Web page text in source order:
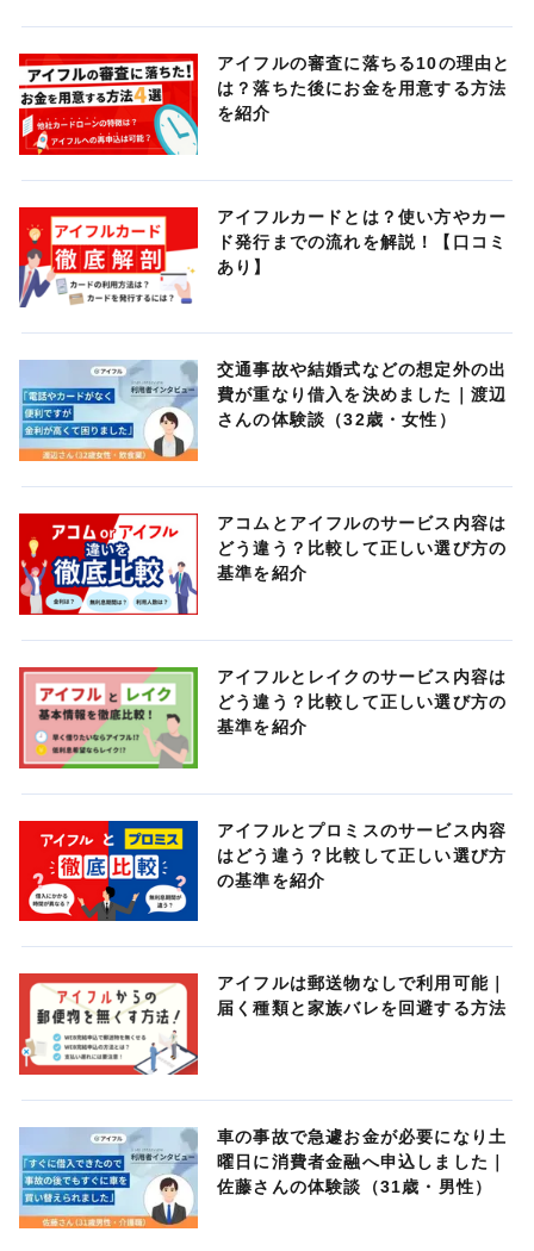
アイフルの審査に落ちる10の理由と
は？落ちた後にお金を用意する方法
を紹介
アイフルカードとは？使い方やカー
ド発行までの流れを解説！【口コミ
あり】
交通事故や結婚式などの想定外の出
費が重なり借入を決めました｜渡辺
さんの体験談（32歳・女性）
アコムとアイフルのサービス内容は
どう違う？比較して正しい選び方の
基準を紹介
アイフルとレイクのサービス内容は
どう違う？比較して正しい選び方の
基準を紹介
アイフルとプロミスのサービス内容
はどう違う？比較して正しい選び方
の基準を紹介
アイフルは郵送物なしで利用可能｜
届く種類と家族バレを回避する方法
車の事故で急遽お金が必要になり土
曜日に消費者金融へ申込しました｜
佐藤さんの体験談（31歳・男性）